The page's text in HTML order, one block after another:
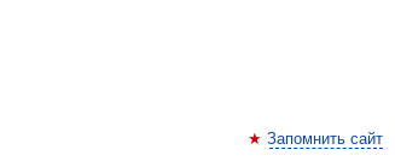
Запомнить сайт